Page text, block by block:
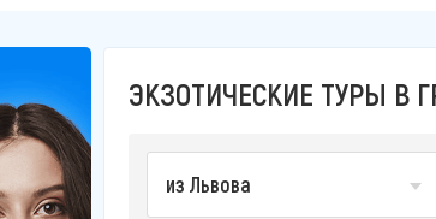
ЭКЗОТИЧЕСКИЕ ТУРЫ В
из Львова